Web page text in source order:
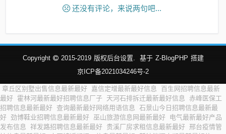
还没有评论，来说两句吧...
Copyright 2015-2019 版权后台设置. 基于 Z-BlogPHP 搭建
京ICP备2021034246号-2
章丘区别墅出售信息最新最好 嘉信定增最新最好信息
百生网招聘信息最新
最好 霍林河最新最好招聘信息厂子 天河石排拆迁最新最好信息
赤峰医保工
招聘信息最新最好 查询最新最好网络用语信息
石景山今日招聘信息最新最
好 劲博鞋业招聘信息最新最好 巫山旅游信息网最新最好 电气最新最好产品
发布信息 祥发路招聘信息最新最好 贵溪厂房求租信息最新最好 邢台疫情管